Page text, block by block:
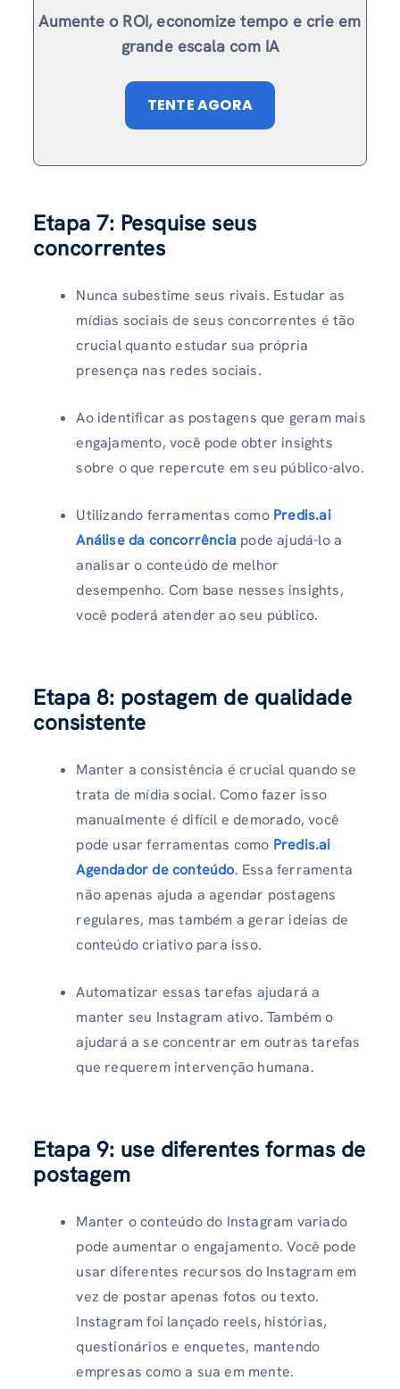
Aumente o ROI, economize tempo e crie em
grande escala com IA
TENTE AGORA
Etapa 7: Pesquise seus
concorrentes
Nunca subestime seus rivais. Estudar as
mídias sociais de seus concorrentes é tão
crucial quanto estudar sua própria
presença nas redes sociais.
Ao identificar as postagens que geram mais
engajamento, você pode obter insights
sobre o que repercute em seu público-alvo.
Utilizando ferramentas como Predis.ai
Análise da concorrência pode ajudá-lo a
analisar o conteúdo de melhor
desempenho. Com base nesses insights,
você poderá atender ao seu público.
Etapa 8: postagem de qualidade
consistente
Manter a consistência é crucial quando se
trata de mídia social. Como fazer isso
manualmente é difícil e demorado, você
pode usar ferramentas como Predis.ai
Agendador de conteúdo. Essa ferramenta
não apenas ajuda a agendar postagens
regulares, mas também a gerar ideias de
conteúdo criativo para isso.
Automatizar essas tarefas ajudará a
manter seu Instagram ativo. Também o
ajudará a se concentrar em outras tarefas
que requerem intervenção humana.
Etapa 9: use diferentes formas de
postagem
Manter o conteúdo do Instagram variado
pode aumentar o engajamento. Você pode
usar diferentes recursos do Instagram em
vez de postar apenas fotos ou texto.
Instagram foi lançado reels, histórias,
questionários e enquetes, mantendo
empresas como a sua em mente.